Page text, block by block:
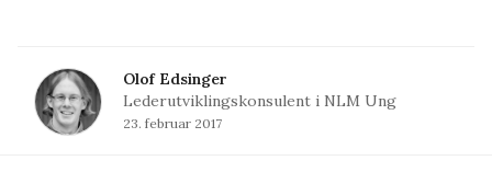
Olof Edsinger
Lederutviklingskonsulent i NLM Ung
23. februar 2017